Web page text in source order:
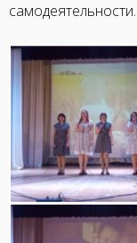
самодеятельности.